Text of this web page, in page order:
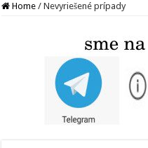
Home / Nevyriešené prípady